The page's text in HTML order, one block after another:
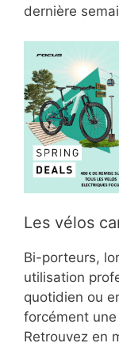
dernière
Les vélos
Bi-porteurs,
utilisation
quotidien ou
forcément
Retrouvez en